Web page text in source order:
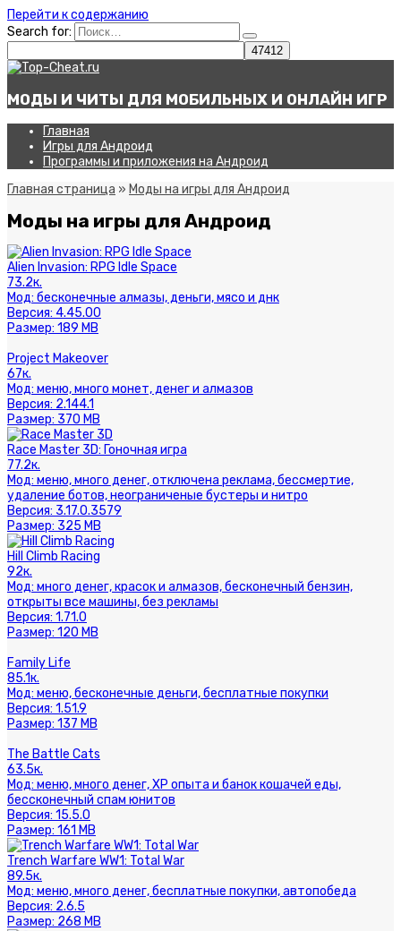
Перейти к содержанию
Search for:
МОДЫ И ЧИТЫ ДЛЯ МОБИЛЬНЫХ И ОНЛАЙН ИГР
Главная
Игры для Андроид
Программы и приложения на Андроид
Главная страница » Моды на игры для Андроид
Моды на игры для Андроид
Alien Invasion: RPG Idle Space
73.2к.
Мод: бесконечные алмазы, деньги, мясо и днк
Версия: 4.45.00
Размер: 189 MB
Project Makeover
67к.
Мод: меню, много монет, денег и алмазов
Версия: 2.144.1
Размер: 370 MB
Race Master 3D: Гоночная игра
77.2к.
Мод: меню, много денег, отключена реклама, бессмертие,
удаление ботов, неограниченые бустеры и нитро
Версия: 3.17.0.3579
Размер: 325 MB
Hill Climb Racing
92к.
Мод: много денег, красок и алмазов, бесконечный бензин,
открыты все машины, без рекламы
Версия: 1.71.0
Размер: 120 MB
Family Life
85.1к.
Мод: меню, бесконечные деньги, бесплатные покупки
Версия: 1.51.9
Размер: 137 MB
The Battle Cats
63.5к.
Мод: меню, много денег, XP опыта и банок кошачей еды,
бессконечный спам юнитов
Версия: 15.5.0
Размер: 161 MB
Trench Warfare WW1: Total War
89.5к.
Мод: меню, много денег, бесплатные покупки, автопобеда
Версия: 2.6.5
Размер: 268 MB